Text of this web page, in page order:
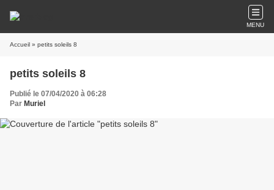
MENU
Accueil » petits soleils 8
petits soleils 8
Publié le 07/04/2020 à 06:28
Par Muriel